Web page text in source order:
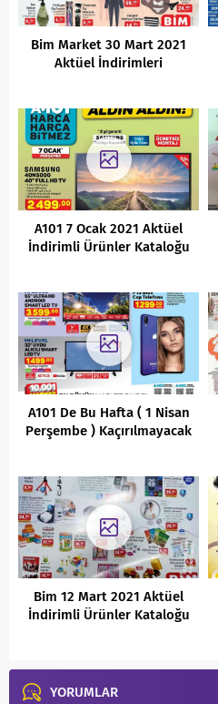
Bim Market 30 Mart 2021
Aktüel İndirimleri
A101 7 Ocak 2021 Aktüel
İndirimli Ürünler Kataloğu
A101 De Bu Hafta ( 1 Nisan
Perşembe ) Kaçırılmayacak
Bim 12 Mart 2021 Aktüel
İndirimli Ürünler Kataloğu
YORUMLAR